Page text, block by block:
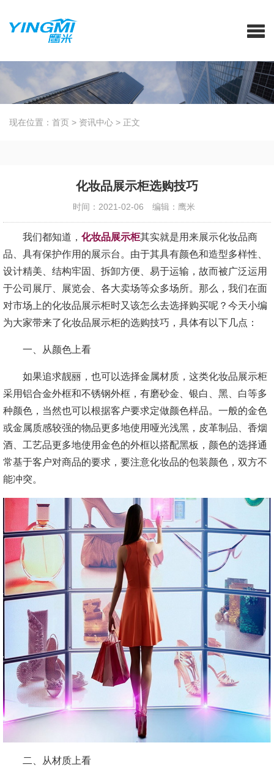
现在位置： 首页 > 资讯中心 > 正文
化妆品展示柜选购技巧
时间：2021-02-06 编辑：鹰米
我们都知道， 化妆品展示柜其实就是用来展示化妆品商
品、具有保护作用的展示台。由于其具有颜色和造型多样性、
设计精美、结构牢固、拆卸方便、易于运输，故而被广泛运用
于公司展厅、展览会、各大卖场等众多场所。那么，我们在面
对市场上的化妆品展示柜时又该怎么去选择购买呢？今天小编
为大家带来了化妆品展示柜的选购技巧，具体有以下几点：
一、从颜色上看
如果追求靓丽，也可以选择金属材质，这类化妆品展示柜
采用铝合金外框和不锈钢外框，有磨砂金、银白、黑、白等多
种颜色，当然也可以根据客户要求定做颜色样品。一般的金色
或金属质感较强的物品更多地使用哑光浅黑，皮革制品、香烟
酒、工艺品更多地使用金色的外框以搭配黑板，颜色的选择通
常基于客户对商品的要求，要注意化妆品的包装颜色，双方不
能冲突。
二、从材质上看